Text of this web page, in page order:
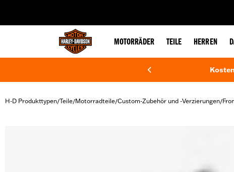
MOTORRÄDER TEILE HERREN
H-D Produkttypen/Teile/Motorradteile/Custom-Zubehör und -Verzierungen/